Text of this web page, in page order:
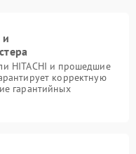
и
HITACHI и прошедшие
корректную
гарантийных